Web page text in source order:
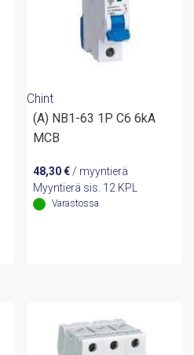
Chint
(A) NB1-63 1P C6 6kA
MCB
48,30€ / myyntierä
Myyntierä sis. 12 KPL
Varastossa